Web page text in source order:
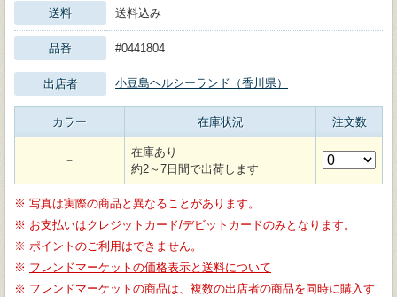
送料 送料込み
品番 #0441804
出店者 小豆島ヘルシーランド（香川県）
カラー 在庫状況 注文数
－
在庫あり
約2～7日間で出荷します
※ 写真は実際の商品と異なることがあります。
※ お支払いはクレジットカード/デビットカードのみとなります。
※ ポイントのご利用はできません。
※ フレンドマーケットの価格表示と送料について
※ フレンドマーケットの商品は、複数の出店者の商品を同時に購入す